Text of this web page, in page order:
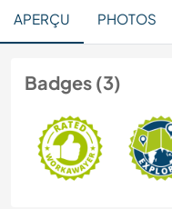
APERÇU PHOTOS
Badges (3)